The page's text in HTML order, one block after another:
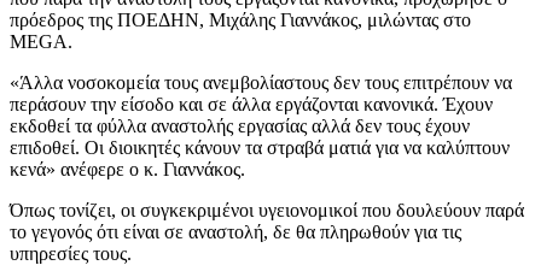
πρόεδρος της ΠΟΕΔΗΝ, Μιχάλης Γιαννάκος, μιλώντας στο
MEGA.
«Άλλα νοσοκομεία τους ανεμβολίαστους δεν τους επιτρέπουν να
περάσουν την είσοδο και σε άλλα εργάζονται κανονικά. Έχουν
εκδοθεί τα φύλλα αναστολής εργασίας αλλά δεν τους έχουν
επιδοθεί. Οι διοικητές κάνουν τα στραβά ματιά για να καλύπτουν
κενά» ανέφερε ο κ. Γιαννάκος.
Όπως τονίζει, οι συγκεκριμένοι υγειονομικοί που δουλεύουν παρά
το γεγονός ότι είναι σε αναστολή, δε θα πληρωθούν για τις
υπηρεσίες τους.